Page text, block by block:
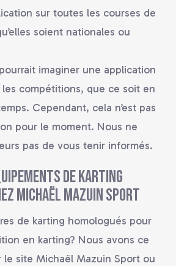
sur toutes les courses de
soient nationales ou
imaginer une application
compétitions, que ce soit en
Cependant, cela n’est pas
pour le moment. Nous ne
pas de vous tenir informés.
de karting
Michaël Mazuin Sport
de karting homologués pour
en karting? Nous avons ce
le site Michaël Mazuin Sport ou